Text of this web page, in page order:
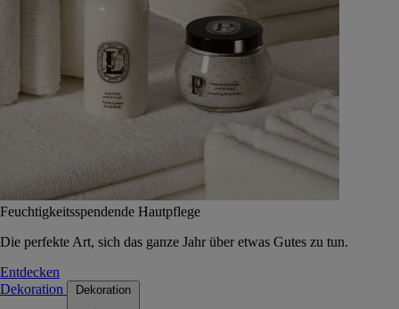
Feuchtigkeitsspendende Hautpflege
Die perfekte Art, sich das ganze Jahr über etwas Gutes zu tun.
Entdecken
Dekoration
Dekoration